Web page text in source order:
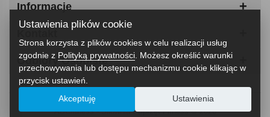
Informacje
Odbiory Osobiste
ABCfitness - Siłownia I Sprzęt Fitness © 2026
Ustawienia plików cookie
Strona korzysta z plików cookies w celu realizacji usług
zgodnie z Polityką prywatności . Możesz określić warunki
przechowywania lub dostępu mechanizmu cookie klikając w
przycisk ustawień.
Akceptuję Ustawienia